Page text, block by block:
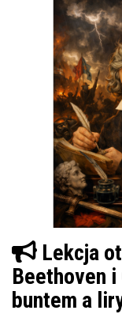
Lekcja
Beethoven
buntem a